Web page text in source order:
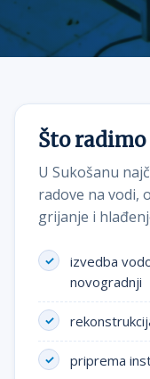
Što radimo
U Sukošanu
radove na vodi,
grijanje i
izvedba
novogradnji
priprema